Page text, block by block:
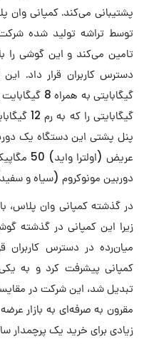
پشتیبانی می‌کند. کمپانی وان
تامین می‌کند و این گوشی را
دوربین مونوکروم (سیاه و سفید) 2 مگاپیکسلی قرار گرفته
زیرا این کمپانی در گذشته
میان‌رده در دسترس
کمپانی پیشرفت کرد و به
تبدیل شد، این شرکت در
مقرون به صرفه‌ای به بازار